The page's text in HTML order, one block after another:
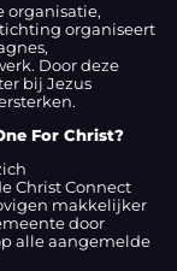
organisatie,
organiseert
Door deze
bij Jezus
For Christ?
Christ Connect
makkelijker
door
alle aangemelde